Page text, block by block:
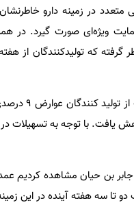
متعدد در زمینه دارو
حمایت ویژه‌ای صورت گیرد.
گرفته که تولیدکنندگان از
وزیر
یافت. با توجه به
بن حیان مشاهده کردیم
دو تا سه هفته آینده در این